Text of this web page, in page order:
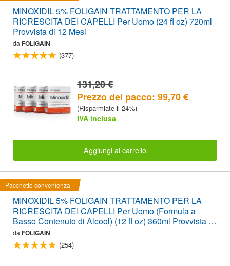
MINOXIDIL 5% FOLIGAIN TRATTAMENTO PER LA
RICRESCITA DEI CAPELLI Per Uomo (24 fl oz) 720ml
Provvista di 12 Mesi
da FOLIGAIN
(377)
131,20 €
Prezzo del pacco: 99,70 €
(Risparmiate il 24%)
IVA inclusa
Aggiungi al carrello
Pacchetto convenienza
MINOXIDIL 5% FOLIGAIN TRATTAMENTO PER LA
RICRESCITA DEI CAPELLI Per Uomo (Formula a
Basso Contenuto di Alcool) (12 fl oz) 360ml Provvista di
6 Mesi
da FOLIGAIN
(254)